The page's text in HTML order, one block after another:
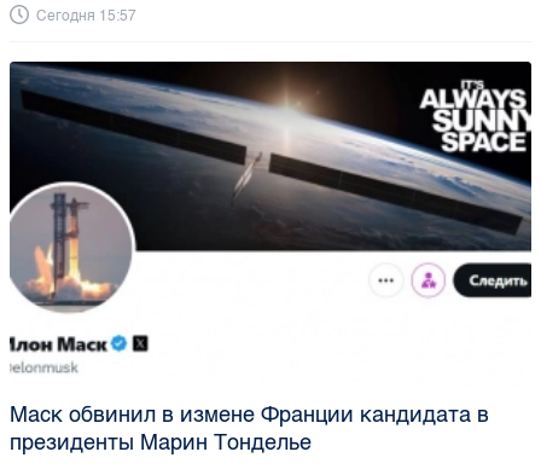
Сегодня 15:57
Маск обвинил в измене Франции кандидата в
президенты Марин Тонделье